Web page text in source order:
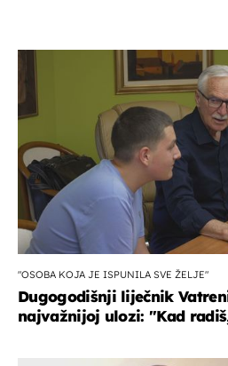
"OSOBA KOJA JE ISPUNILA SVE ŽELJE"
Dugogodišnji liječnik
najvažnijoj ulozi: "Kad